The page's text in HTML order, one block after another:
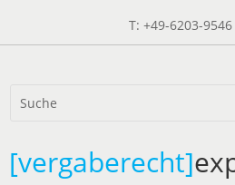
T: +49-6203-
[vergaberecht]